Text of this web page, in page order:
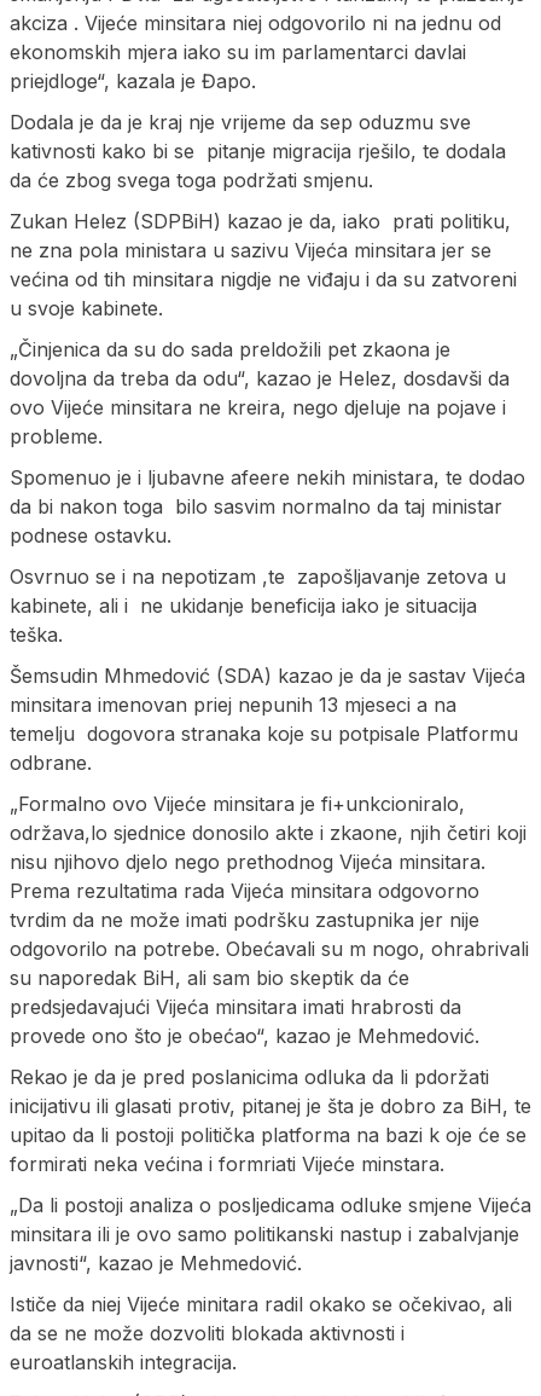
akciza . Vijeće minsitara niej odgovorilo ni na jednu od
ekonomskih mjera iako su im parlamentarci davlai
priejdloge“, kazala je Đapo.
Dodala je da je kraj nje vrijeme da sep oduzmu sve
kativnosti kako bi se pitanje migracija rješilo, te dodala
da će zbog svega toga podržati smjenu.
Zukan Helez (SDPBiH) kazao je da, iako prati politiku,
ne zna pola ministara u sazivu Vijeća minsitara jer se
većina od tih minsitara nigdje ne viđaju i da su zatvoreni
u svoje kabinete.
„Činjenica da su do sada preldožili pet zkaona je
dovoljna da treba da odu“, kazao je Helez, dosdavši da
ovo Vijeće minsitara ne kreira, nego djeluje na pojave i
probleme.
Spomenuo je i ljubavne afeere nekih ministara, te dodao
da bi nakon toga bilo sasvim normalno da taj ministar
podnese ostavku.
Osvrnuo se i na nepotizam ,te zapošljavanje zetova u
kabinete, ali i ne ukidanje beneficija iako je situacija
teška.
Šemsudin Mhmedović (SDA) kazao je da je sastav Vijeća
minsitara imenovan priej nepunih 13 mjeseci a na
temelju dogovora stranaka koje su potpisale Platformu
odbrane.
„Formalno ovo Vijeće minsitara je fi+unkcioniralo,
održava,lo sjednice donosilo akte i zkaone, njih četiri koji
nisu njihovo djelo nego prethodnog Vijeća minsitara.
Prema rezultatima rada Vijeća minsitara odgovorno
tvrdim da ne može imati podršku zastupnika jer nije
odgovorilo na potrebe. Obećavali su m nogo, ohrabrivali
su naporedak BiH, ali sam bio skeptik da će
predsjedavajući Vijeća minsitara imati hrabrosti da
provede ono što je obećao“, kazao je Mehmedović.
Rekao je da je pred poslanicima odluka da li pdoržati
inicijativu ili glasati protiv, pitanej je šta je dobro za BiH, te
upitao da li postoji politička platforma na bazi k oje će se
formirati neka većina i formriati Vijeće minstara.
„Da li postoji analiza o posljedicama odluke smjene Vijeća
minsitara ili je ovo samo politikanski nastup i zabalvjanje
javnosti“, kazao je Mehmedović.
Ističe da niej Vijeće minitara radil okako se očekivao, ali
da se ne može dozvoliti blokada aktivnosti i
euroatlanskih integracija.